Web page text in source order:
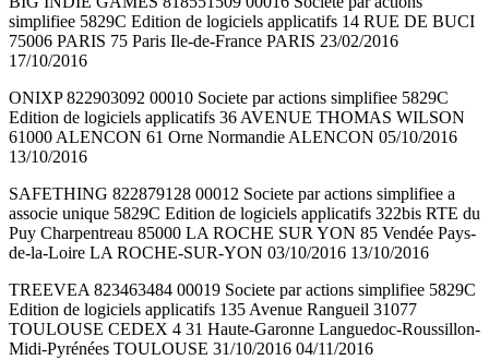
simplifiee 5829C Edition de logiciels applicatifs 14 RUE DE BUCI
75006 PARIS 75 Paris Ile-de-France PARIS 23/02/2016
17/10/2016
ONIXP 822903092 00010 Societe par actions simplifiee 5829C
Edition de logiciels applicatifs 36 AVENUE THOMAS WILSON
61000 ALENCON 61 Orne Normandie ALENCON 05/10/2016
13/10/2016
SAFETHING 822879128 00012 Societe par actions simplifiee a
associe unique 5829C Edition de logiciels applicatifs 322bis RTE du
Puy Charpentreau 85000 LA ROCHE SUR YON 85 Vendée Pays-
de-la-Loire LA ROCHE-SUR-YON 03/10/2016 13/10/2016
TREEVEA 823463484 00019 Societe par actions simplifiee 5829C
Edition de logiciels applicatifs 135 Avenue Rangueil 31077
TOULOUSE CEDEX 4 31 Haute-Garonne Languedoc-Roussillon-
Midi-Pyrénées TOULOUSE 31/10/2016 04/11/2016